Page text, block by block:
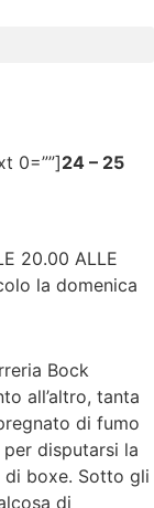
0=””]24 – 25
20.00 ALLE
la domenica
Bock
all’altro, tanta
di fumo
disputarsi la
boxe. Sotto gli
di